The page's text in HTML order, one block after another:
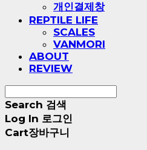
개인결제창
REPTILE LIFE
SCALES
VANMORI
ABOUT
REVIEW
Search 검색
Log In 로그인
Cart장바구니